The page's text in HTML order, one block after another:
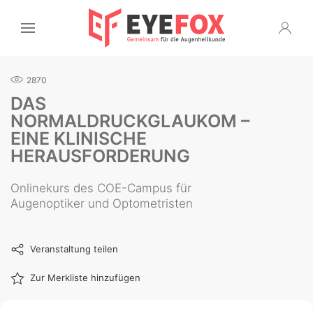
2870
DAS
NORMALDRUCKGLAUKOM –
EINE KLINISCHE
HERAUSFORDERUNG
Onlinekurs des COE-Campus für
Augenoptiker und Optometristen
Veranstaltung teilen
Zur Merkliste hinzufügen